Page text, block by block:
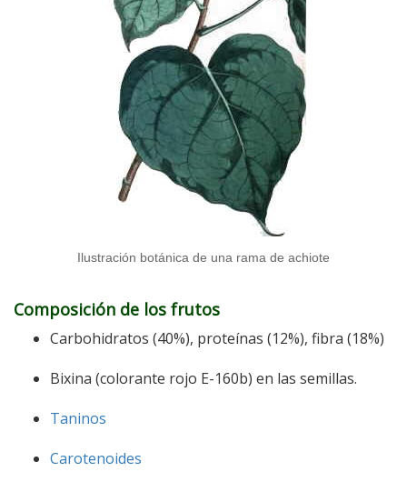
Ilustración botánica de una rama de achiote
Composición de los frutos
Carbohidratos (40%), proteínas (12%), fibra (18%)
Bixina (colorante rojo E-160b) en las semillas.
Taninos
Carotenoides